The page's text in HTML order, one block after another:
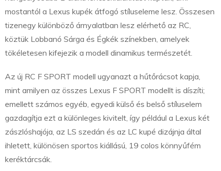
mostantól a Lexus kupék átfogó stíluseleme lesz. Összesen
tizenegy különböző árnyalatban lesz elérhető az RC,
köztük Lobbanó Sárga és Égkék színekben, amelyek
tökéletesen kifejezik a modell dinamikus természetét.
Az új RC F SPORT modell ugyanazt a hűtőrácsot kapja,
mint amilyen az összes Lexus F SPORT modellt is díszíti;
emellett számos egyéb, egyedi külső és belső stíluselem
gazdagítja ezt a különleges kivitelt, így például a Lexus két
zászlóshajója, az LS szedán és az LC kupé dizájnja által
ihletett, különösen sportos kiállású, 19 colos könnyűfém
keréktárcsák.